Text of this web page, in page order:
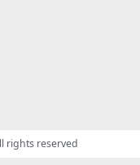
rights reserved